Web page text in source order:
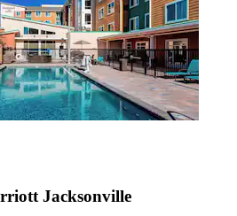
Jacksonville